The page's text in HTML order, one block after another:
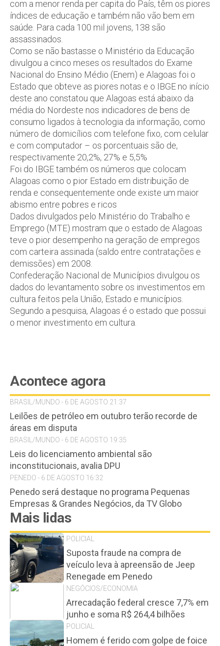
com a menor renda per capita do País, têm os piores
índices de educação e também não vão bem em
saúde. Para cada 100 mil jovens, 138 são
assassinados.
Como se não bastasse o Ministério da Educação
divulgou a cinco meses os resultados do Exame
Nacional do Ensino Médio (Enem) e Alagoas foi o
Estado que obteve as piores notas e o IBGE no início
deste ano constatou que Alagoas está abaixo da
média do Nordeste nos indicadores de bens de
consumo ligados à tecnologia da informação, como
número de domicílios com telefone fixo, com celular
e com computador – os porcentuais são de,
respectivamente 20,2%, 27% e 5,5%
Foi do IBGE também os números que colocam
Alagoas como o pior Estado em distribuição de
renda e consequentemente onde existe um maior
abismo entre pobres e ricos
Dados divulgados pelo Ministério do Trabalho e
Emprego (MTE) mostram que o estado de Alagoas
teve o pior desempenho na geração de empregos
com carteira assinada (saldo entre contratações e
demissões) em 2008.
Confederação Nacional de Municípios divulgou os
dados do levantamento sobre os investimentos em
cultura feitos pela União, Estado e municípios.
Segundo a pesquisa, Alagoas é o estado que possui
o menor investimento em cultura.
Acontece agora
BRASIL/MUNDO - 6 DE AGOSTO 21:37
Leilões de petróleo em outubro terão recorde de
áreas em disputa
BRASIL/MUNDO - 6 DE AGOSTO 19:35
Leis do licenciamento ambiental são
inconstitucionais, avalia DPU
PENEDO - 6 DE AGOSTO 16:32
Penedo será destaque no programa Pequenas
Empresas & Grandes Negócios, da TV Globo
Mais lidas
POLICIAL
Suposta fraude na compra de
veículo leva à apreensão de Jeep
Renegade em Penedo
NEGÓCIOS/ECONOMIA
Arrecadação federal cresce 7,7% em
junho e soma R$ 264,4 bilhões
POLICIAL
Homem é ferido com golpe de foice